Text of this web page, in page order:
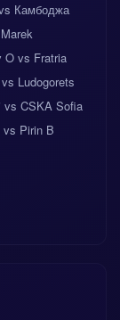
Камбоджа
O vs Fratria
Ludogorets
vs CSKA Sofia
Pirin B